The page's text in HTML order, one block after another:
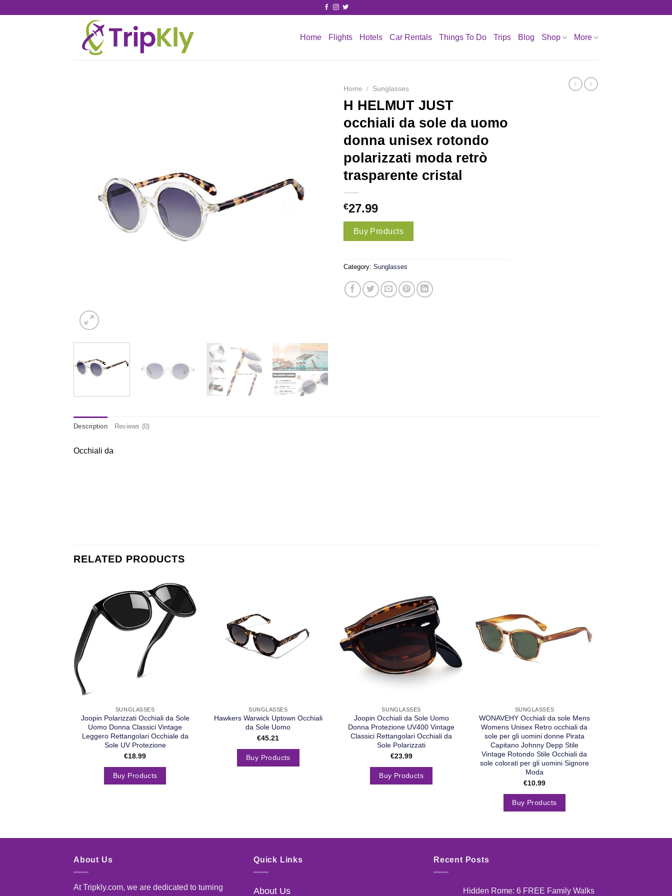
Home Flights Hotels Car Rentals Things To Do Trips Blog Shop More
Home / Sunglasses
H HELMUT JUST
occhiali da sole da uomo
donna unisex rotondo
polarizzati moda retrò
trasparente cristal
€27.99
Buy Products
Category: Sunglasses
Description Reviews (0)
Occhiali da
RELATED PRODUCTS
SUNGLASSES
Joopin Polarizzati Occhiali da Sole
Uomo Donna Classici Vintage
Leggero Rettangolari Occhiale da
Sole UV Protezione
€18.99
Buy Products
SUNGLASSES
Hawkers Warwick Uptown Occhiali
da Sole Uomo
€45.21
Buy Products
SUNGLASSES
Joopin Occhiali da Sole Uomo
Donna Protezione UV400 Vintage
Classici Rettangolari Occhiali da
Sole Polarizzati
€23.99
Buy Products
SUNGLASSES
WONAVEHY Occhiali da sole Mens
Womens Unisex Retro occhiali da
sole per gli uomini donne Pirata
Capitano Johnny Depp Stile
Vintage Rotondo Stile Occhiali da
sole colorati per gli uomini Signore
Moda
€10.99
Buy Products
About Us
At Tripkly.com, we are dedicated to turning
Quick Links
About Us
Recent Posts
Hidden Rome: 6 FREE Family Walks